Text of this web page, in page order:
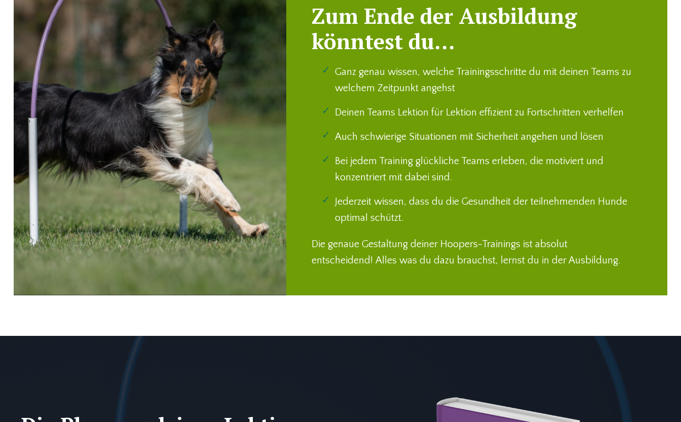
Zum Ende der Ausbildung
könntest du...
Ganz genau wissen, welche Trainingsschritte du mit deinen Teams zu
welchem Zeitpunkt angehst
Deinen Teams Lektion für Lektion effizient zu Fortschritten verhelfen
Auch schwierige Situationen mit Sicherheit angehen und lösen
Bei jedem Training glückliche Teams erleben, die motiviert und
konzentriert mit dabei sind.
Jederzeit wissen, dass du die Gesundheit der teilnehmenden Hunde
optimal schützt.
Die genaue Gestaltung deiner Hoopers-Trainings ist absolut
entscheidend! Alles was du dazu brauchst, lernst du in der Ausbildung.